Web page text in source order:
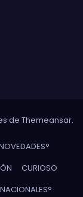
de Themeansar.
CURIOSO